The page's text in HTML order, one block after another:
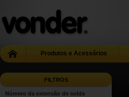
Produtos e Acessórios
FILTROS
Número da extensão de solda